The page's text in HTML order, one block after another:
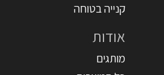
קנייה בטוחה
אודות
מותגים